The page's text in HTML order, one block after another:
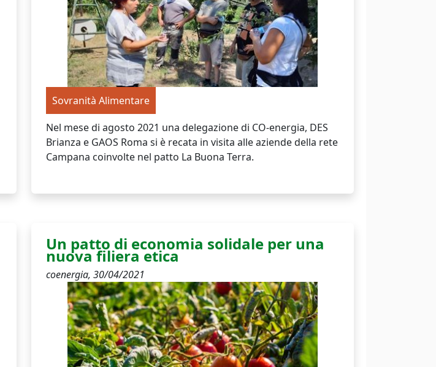
Sovranità Alimentare
Nel mese di agosto 2021 una delegazione di CO-energia, DES
Brianza e GAOS Roma si è recata in visita alle aziende della rete
Campana coinvolte nel patto La Buona Terra.
Un patto di economia solidale per una
nuova filiera etica
coenergia, 30/04/2021